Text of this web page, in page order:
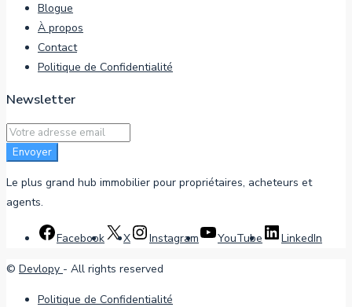
Blogue
À propos
Contact
Politique de Confidentialité
Newsletter
Envoyer
Le plus grand hub immobilier pour propriétaires, acheteurs et
agents.
Facebook X Instagram YouTube LinkedIn
© Devlopy - All rights reserved
Politique de Confidentialité